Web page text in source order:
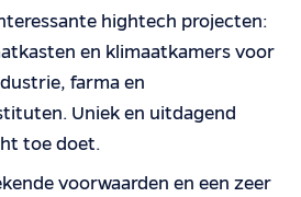
hightech projecten:
en klimaatkamers voor
farma en
Uniek en uitdagend
toe doet.
voorwaarden en een zeer